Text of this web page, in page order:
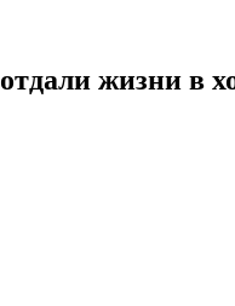
жизни в